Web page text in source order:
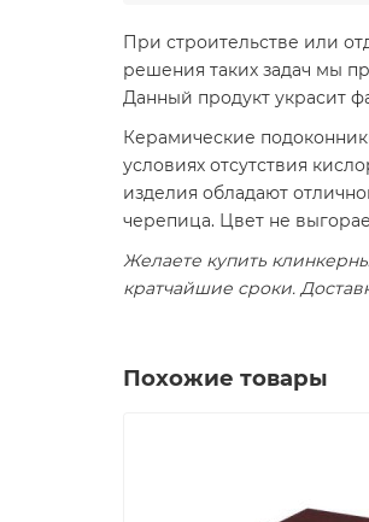
При строительстве или
решения таких задач мы
Данный продукт украсит
Керамические
условиях отсутствия
изделия обладают
черепица. Цвет не
Желаете купить
кратчайшие сроки.
Похожие товары